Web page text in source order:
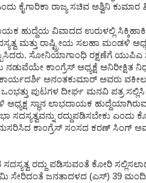
ಕೈಗಾರಿಕಾ ರಾಜ್ಯ ಸಚಿವ ಅಶ್ವಿನಿ ಕುಮಾರ
ಹುದ್ದೆಯ ವಿವಾದದ ಉರುಳಲ್ಲಿ
ಮತ್ತು ರಾಷ್ಟ್ರೀಯ ಸಲಹಾ ಮಂಡಳಿ
ಸೋನಿಯಾಗಾಂಧಿ ರಕ್ಷಣೆಗೆ ಯುಪಿಎ
ನಡುವೆಯೇ ಕಾಂಗ್ರೆಸ್ ಅಧ್ಯಕ್ಷೆ ಅನಿರೀಕ್ಷಿತ
ಅನಂತಕುಮಾರ್ ಅವರು
ಪುಟಗಳ ದೀರ್ಘ ಮನವಿ ಪತ್ರ
ಸ್ಥಾನ ಲಾಭದಾಯಕ
ಸದಸ್ಯತ್ವವನ್ನು ರದ್ದುಪಡಿಸಬೇಕು
ಕಾಂಗ್ರೆಸ್ ಸಂಸದ ಕರಣ್ ಸಿಂಗ್
ಸದಸ್ಯತ್ವ ರದ್ದು ಪಡಿಸುವಂತೆ ಕೋರಿ
ಸೇರಿದಂತೆ ಜನತಾದಳದ (ಎಸ್) 39